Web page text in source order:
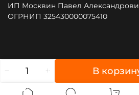
В
ИП Москвин Павел
ОГРНИП 325430000075410
", type: "pageView", start: (new
(function (d, w, id) { if (d.getElementById(id)) return; var
ts = d.createElement("script");